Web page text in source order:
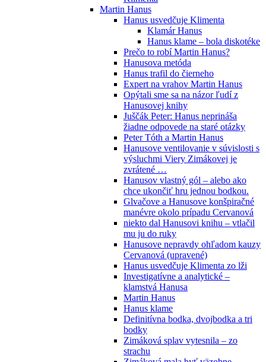
Martin Hanus
Hanus usvedčuje Klimenta
Klamár Hanus
Hanus klame – bola diskotéke
Prečo to robí Martin Hanus?
Hanusova metóda
Hanus trafil do čierneho
Expert na vrahov Martin Hanus
Opýtali sme sa na názor ľudí z
Hanusovej knihy
Juščák Peter: Hanus neprináša
žiadne odpovede na staré otázky
Peter Tóth a Martin Hanus
Hanusove ventilovanie v súvislosti s
výsluchmi Viery Zimákovej je
zvrátené …
Hanusov vlastný gól – alebo ako
chce ukončiť hru jednou bodkou.
Glvačove a Hanusove konšpiračné
manévre okolo prípadu Cervanová
niekto dal Hanusovi knihu – vtlačil
mu ju do ruky
Hanusove nepravdy ohľadom kauzy
Cervanová (upravené)
Hanus usvedčuje Klimenta zo lži
Investigatívne a analytické –
klamstvá Hanusa
Martin Hanus
Hanus klame
Definitívna bodka, dvojbodka a tri
bodky
Zimáková splav vytesnila – zo
strachu